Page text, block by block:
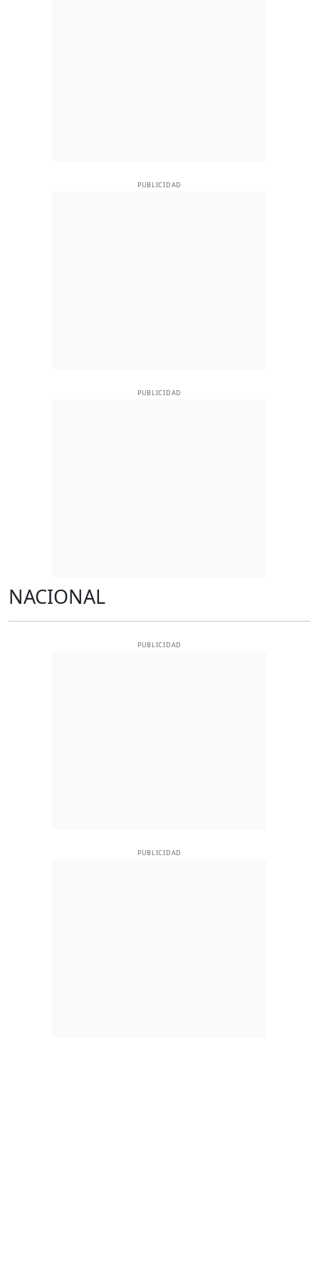
PUBLICIDAD
PUBLICIDAD
NACIONAL
PUBLICIDAD
PUBLICIDAD